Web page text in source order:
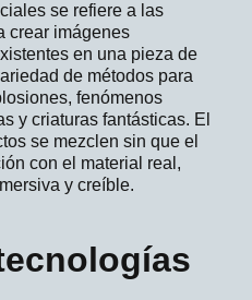
se refiere a las
crear imágenes
en una pieza de
de métodos para
fenómenos
y criaturas fantásticas. El
se mezclen sin que el
con el material real,
y creíble.